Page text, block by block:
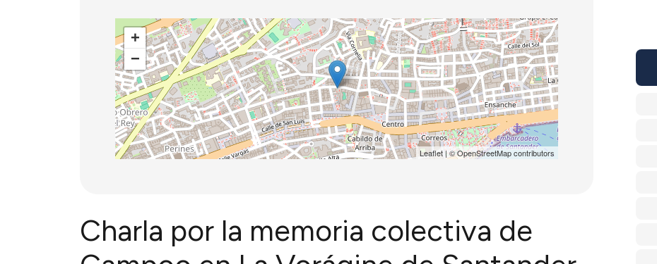
+
−
Leaflet| ©OpenStreetMapcontributors
Charla por la memoria colectiva de